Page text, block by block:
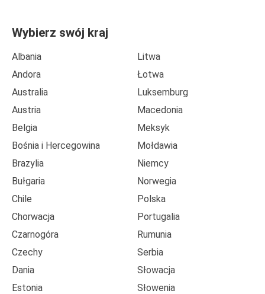
Wybierz swój kraj
Albania
Andora
Australia
Austria
Belgia
Bośnia i Hercegowina
Brazylia
Bułgaria
Chile
Chorwacja
Czarnogóra
Czechy
Dania
Estonia
Litwa
Łotwa
Luksemburg
Macedonia
Meksyk
Mołdawia
Niemcy
Norwegia
Polska
Portugalia
Rumunia
Serbia
Słowacja
Słowenia